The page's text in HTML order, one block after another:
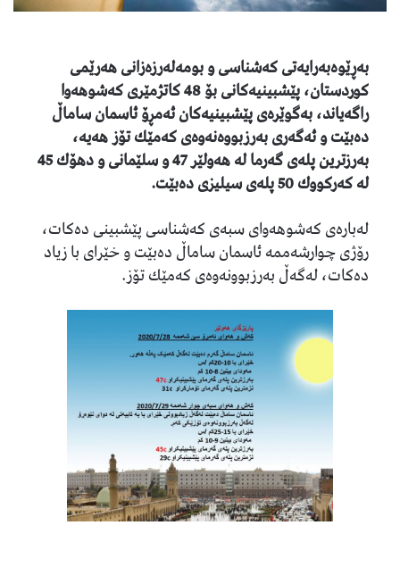
بەڕێوەبەرایەتی كەشناسی و بومەلەرزەزانی ھەرێمی
كوردستان، پێشبینیەكانی بۆ 48 كاتژمێری كەشوھەوا
راگەیاند، بەگوێرەی پێشبینیەكان ئەمڕۆ ئاسمان ساماڵ
دەبێت و ئەگەری بەرزبووەنەوەی كەمێك تۆز ھەیە،
بەرزترین پلەی گەرما لە ھەولێر 47 و سلێمانی و دھۆك 45
لە كەركووك 50 پلەی سیلیزی دەبێت.
لەبارەی كەشوھەوای سبەی كەشناسی پێشبینی دەكات،
رۆژی چوارشەممە ئاسمان ساماڵ دەبێت و خێرای با زیاد
دەكات، لەگەڵ بەرزبوونەوەی كەمێك تۆز.